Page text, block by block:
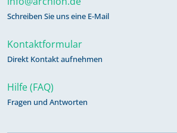
Schreiben Sie uns eine E-Mail
Kontaktformular
Direkt Kontakt aufnehmen
Hilfe (FAQ)
Fragen und Antworten